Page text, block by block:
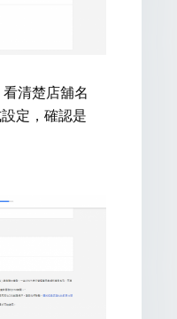
清楚店舖名
定，確認是